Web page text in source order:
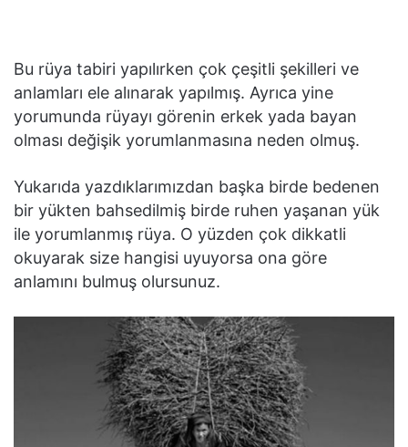
Bu rüya tabiri yapılırken çok çeşitli şekilleri ve
anlamları ele alınarak yapılmış. Ayrıca yine
yorumunda rüyayı görenin erkek yada bayan
olması değişik yorumlanmasına neden olmuş.
Yukarıda yazdıklarımızdan başka birde bedenen
bir yükten bahsedilmiş birde ruhen yaşanan yük
ile yorumlanmış rüya. O yüzden çok dikkatli
okuyarak size hangisi uyuyorsa ona göre
anlamını bulmuş olursunuz.